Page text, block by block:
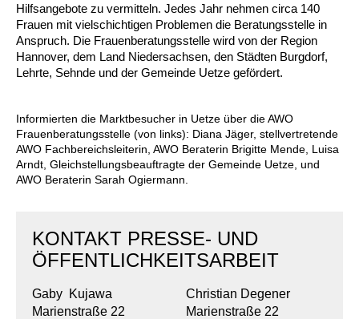
Kindertagesstätte Sylter Weg
Kindertagesstätte Tresckowstraße
Kindertagesstätte Wiehbergstraße
Kindertagesstätte Mühenkamp / Familienzentrum
Kindertagesstätte Petermannstraße /
Familienzentrum
Hör- und Sprachheilkindergarten Ratswiese
Kindertagesstätte Rosenbergstraße
Kindertagesstätte Schweriner Straße /
Familienzentrum
Kindertagesstätte Sylter Weg
Hilfsangebote zu vermitteln. Jedes Jahr nehmen circa 140
Frauen mit vielschichtigen Problemen die Beratungsstelle in
Anspruch. Die Frauenberatungsstelle wird von der Region
Hannover, dem Land Niedersachsen, den Städten Burgdorf,
Lehrte, Sehnde und der Gemeinde Uetze gefördert.
Informierten die Marktbesucher in Uetze über die AWO
Frauenberatungsstelle (von links): Diana Jäger, stellvertretende
AWO Fachbereichsleiterin, AWO Beraterin Brigitte Mende, Luisa
Arndt, Gleichstellungsbeauftragte der Gemeinde Uetze, und
AWO Beraterin Sarah Ogiermann.
KONTAKT PRESSE- UND
ÖFFENTLICHKEITSARBEIT
Gaby Kujawa
Marienstraße 22
Christian Degener
Marienstraße 22